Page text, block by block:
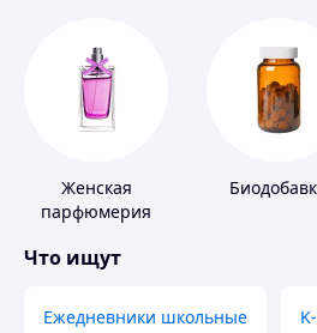
Женская
парфюмерия
Что ищут
Ежедневники школьные